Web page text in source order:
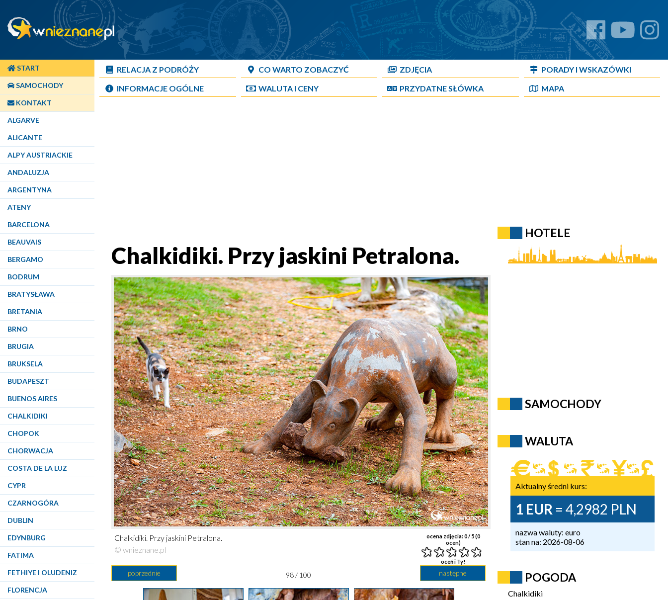
START
SAMOCHODY
KONTAKT
ALGARVE
ALICANTE
ALPY AUSTRIACKIE
ANDALUZJA
ARGENTYNA
ATENY
BARCELONA
BEAUVAIS
BERGAMO
BODRUM
BRATYSŁAWA
BRETANIA
BRNO
BRUGIA
BRUKSELA
BUDAPESZT
BUENOS AIRES
CHALKIDIKI
CHOPOK
CHORWACJA
COSTA DE LA LUZ
CYPR
CZARNOGÓRA
DUBLIN
EDYNBURG
FATIMA
FETHIYE I OLUDENIZ
FLORENCJA
RELACJA Z PODRÓŻY CO WARTO ZOBACZYĆ ZDJĘCIA
PORADY I WSKAZÓWKI
INFORMACJE OGÓLNE
WALUTA I CENY PRZYDATNE SŁÓWKA MAPA
Chalkidiki. Przy jaskini Petralona.
ocena zdjęcia:0/ 5 (0
ocen)
oceń i Ty!
Chalkidiki. Przy jaskini Petralona.
© wnieznane.pl
poprzednie następne
98 / 100
HOTELE
SAMOCHODY
WALUTA
Aktualny średni kurs:
1 EUR = 4,2982 PLN
nazwa waluty: euro
stan na: 2026-08-06
POGODA
Chalkidiki